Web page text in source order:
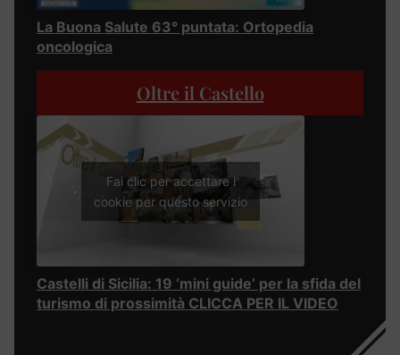
La Buona Salute 63° puntata: Ortopedia
oncologica
Oltre il Castello
Fai clic per accettare i
cookie per questo servizio
Castelli di Sicilia: 19 ‘mini guide’ per la sfida del
turismo di prossimità CLICCA PER IL VIDEO